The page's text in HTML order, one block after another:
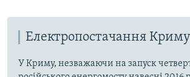
Електропостачання Криму
У Криму, незважаючи на запуск